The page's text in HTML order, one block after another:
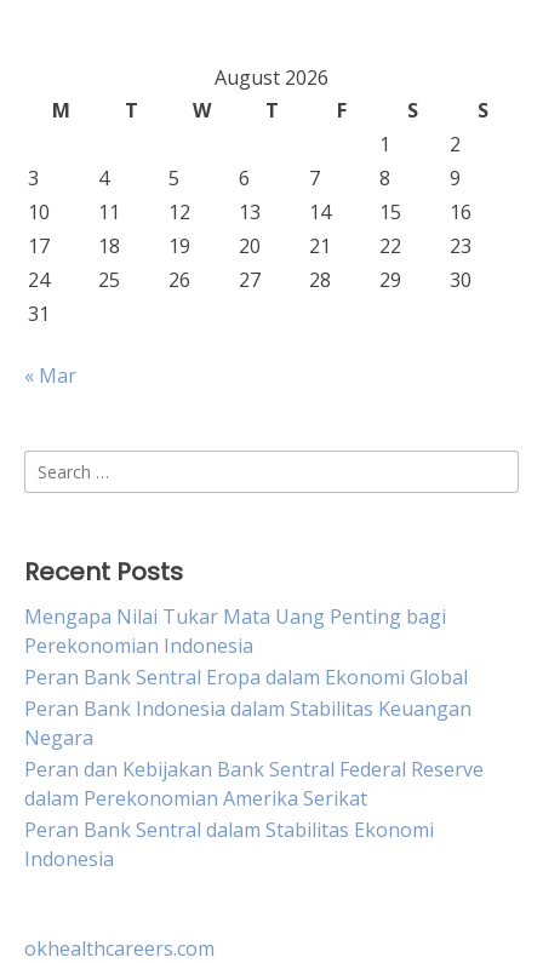
August 2026
M
T W T F S
S
1
2
3
4 5 6 7 8
9
10
11 12 13 14 15
16
17
18 19 20 21 22
23
24
25 26 27 28 29
30
31
« Mar
Search
for:
Recent Posts
Mengapa Nilai Tukar Mata Uang Penting bagi
Perekonomian Indonesia
Peran Bank Sentral Eropa dalam Ekonomi Global
Peran Bank Indonesia dalam Stabilitas Keuangan
Negara
Peran dan Kebijakan Bank Sentral Federal Reserve
dalam Perekonomian Amerika Serikat
Peran Bank Sentral dalam Stabilitas Ekonomi
Indonesia
okhealthcareers.com